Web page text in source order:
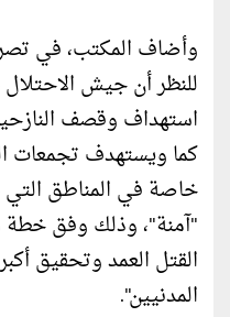
وأضاف المكتب، في
للنظر أن جيش
استهداف وقصف
كما ويستهدف تجمعات
خاصة في المناطق التي
"آمنة"، وذلك وفق
القتل العمد وتحقيق
المدنيين".